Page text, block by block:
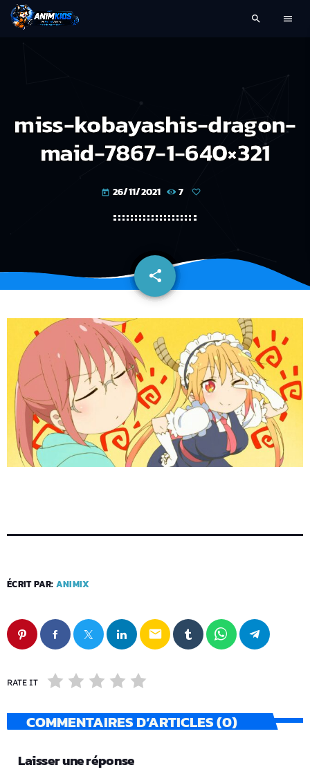
search menu
miss-kobayashis-dragon-
maid-7867-1-640×321
today 26/11/2021 7
share
email
ÉCRIT PAR: ANIMIX
email
RATE IT
COMMENTAIRES D’ARTICLES (0)
Laisser une réponse